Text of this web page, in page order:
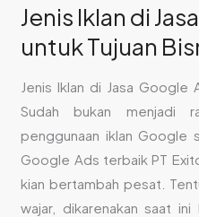
Jenis Iklan di
untuk Tujuan
Jenis Iklan di Jasa Google
Sudah bukan menjadi
penggunaan iklan Google
Google Ads terbaik PT
kian bertambah pesat.
wajar, dikarenakan saat